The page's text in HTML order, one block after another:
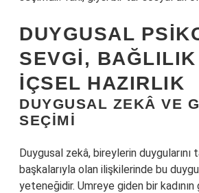
DUYGUSAL
SEVGI, BAĞLILIK
İÇSEL HAZIRLIK
DUYGUSAL ZEKÂ VE
SEÇIMI
Duygusal zekâ, bireylerin duygularını
başkalarıyla olan ilişkilerinde bu
yeteneğidir. Umreye giden bir